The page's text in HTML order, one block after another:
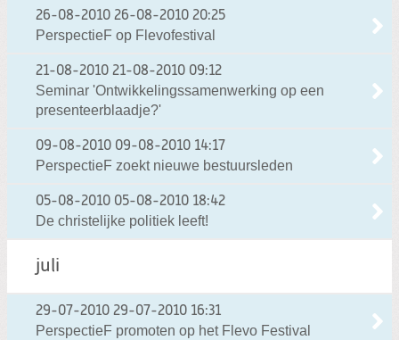
26-08-2010 26-08-2010 20:25
PerspectieF op Flevofestival
21-08-2010 21-08-2010 09:12
Seminar 'Ontwikkelingssamenwerking op een
presenteerblaadje?'
09-08-2010 09-08-2010 14:17
PerspectieF zoekt nieuwe bestuursleden
05-08-2010 05-08-2010 18:42
De christelijke politiek leeft!
juli
29-07-2010 29-07-2010 16:31
PerspectieF promoten op het Flevo Festival